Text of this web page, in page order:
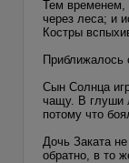
Тем временем,
через леса; и
Костры
Приближалось
Сын Солнца
чащу. В глуши
потому что
Дочь Заката
обратно, в то